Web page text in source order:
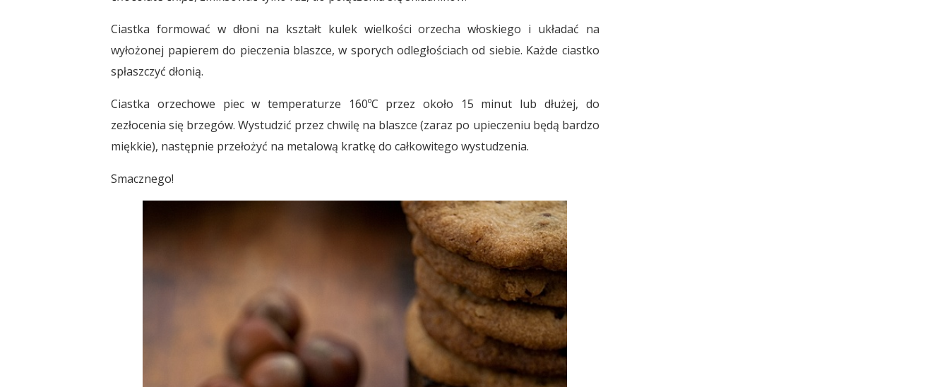
Ciastka formować w dłoni na kształt kulek wielkości orzecha włoskiego i układać na
wyłożonej papierem do pieczenia blaszce, w sporych odległościach od siebie. Każde ciastko
spłaszczyć dłonią.
Ciastka orzechowe piec w temperaturze 160ºC przez około 15 minut lub dłużej, do
zezłocenia się brzegów. Wystudzić przez chwilę na blaszce (zaraz po upieczeniu będą bardzo
miękkie), następnie przełożyć na metalową kratkę do całkowitego wystudzenia.
Smacznego!